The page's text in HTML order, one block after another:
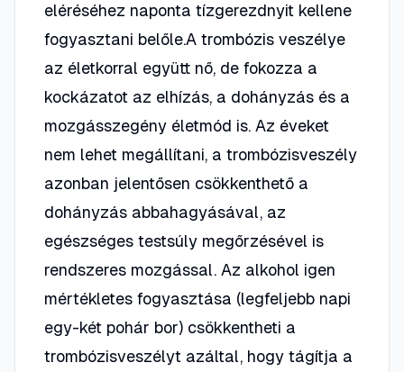
eléréséhez naponta tízgerezdnyit kellene
fogyasztani belőle.A trombózis veszélye
az életkorral együtt nő, de fokozza a
kockázatot az elhízás, a dohányzás és a
mozgásszegény életmód is. Az éveket
nem lehet megállítani, a trombózisveszély
azonban jelentősen csökkenthető a
dohányzás abbahagyásával, az
egészséges testsúly megőrzésével is
rendszeres mozgással. Az alkohol igen
mértékletes fogyasztása (legfeljebb napi
egy-két pohár bor) csökkentheti a
trombózisveszélyt azáltal, hogy tágítja a